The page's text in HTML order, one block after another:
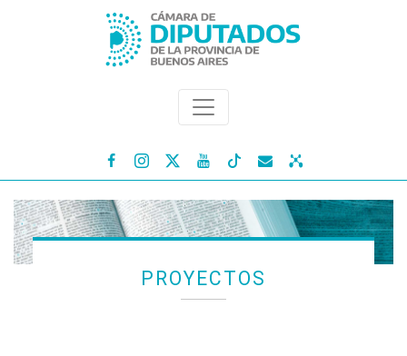
   
PROYECTOS